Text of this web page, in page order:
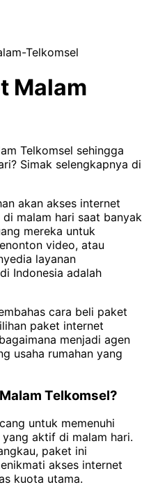
Malam
Telkomsel sehingga
Simak selengkapnya di
akan akses internet
malam hari saat banyak
mereka untuk
video, atau
layanan
Indonesia adalah
cara beli paket
paket internet
menjadi agen
usaha rumahan yang
Telkomsel?
untuk memenuhi
aktif di malam hari.
paket ini
akses internet
kuota utama.